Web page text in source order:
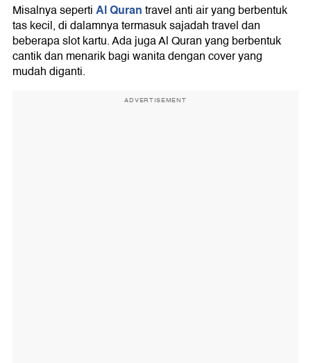
Misalnya sepertiAl Qurantravel anti air yang berbentuk
tas kecil, di dalamnya termasuk sajadah travel dan
beberapa slot kartu. Ada juga Al Quran yang berbentuk
cantik dan menarik bagi wanita dengan cover yang
mudah diganti.
ADVERTISEMENT